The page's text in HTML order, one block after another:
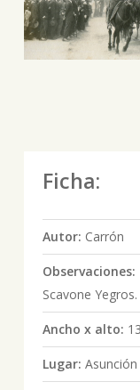
Ficha:
Autor: Carrón
Observaciones:
Scavone Yegros.
Ancho x alto:
Lugar: Asunción